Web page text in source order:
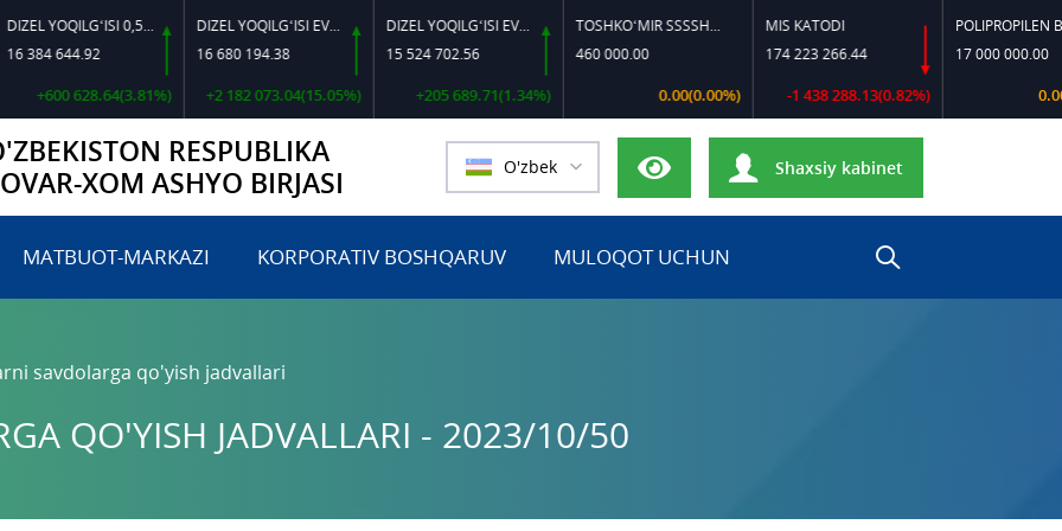
DIZEL YOQILG‘ISI 0,5-40
628.64(3.81%)
DIZEL YOQILG‘ISI EVRO L-K-4
16 680 194.38
+2 182 073.04(15.05%)
DIZEL YOQILG‘ISI EVRO-L II K-4 SSDF
15 524 702.56
+205 689.71(1.34%)
TOSHKO‘MIR SSSSH-13
460 000.00
0.00(0.00%)
MIS KATODI
174 223 266.44
-1 438 288.13(0.82%)
POLIPROPILEN B-320
17 000 000.00
0.00(0.00%)
RESPUBLIKA
XOM ASHYO BIRJASI
O'zbek Shaxsiy kabinet
MATBUOT-MARKAZI KORPORATIV BOSHQARUV MULOQOT UCHUN
savdolarga qo'yish jadvallari
QO'YISH JADVALLARI - 2023/10/50